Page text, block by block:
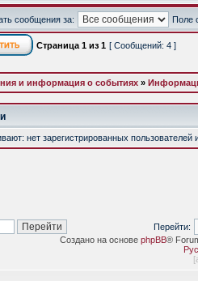
сообщения за: Поле
Страница 1 из 1 [ Сообщений: 4 ]
и информация о событиях »
нет зарегистрированных пользователей
Перейти:
Создано на основе phpBB®
[